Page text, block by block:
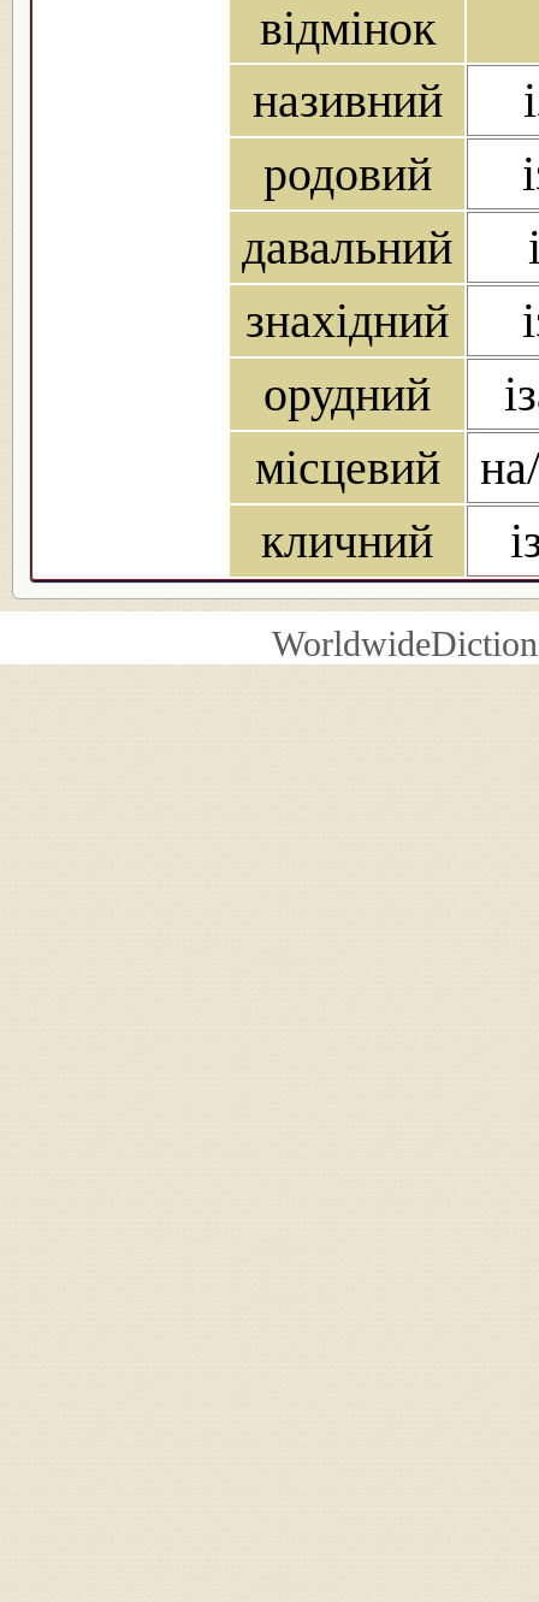
відмінок
називний
родовий
давальний
знахідний
орудний
місцевий
кличний